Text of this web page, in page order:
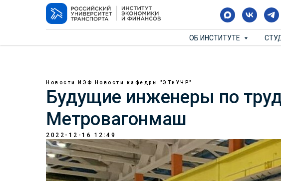
ОБ ИНСТИТУТЕ
Новости ИЭФ Новости кафедры "ЭТиУЧР"
Будущие инженеры по
Метровагонмаш
2022-12-16 12:49